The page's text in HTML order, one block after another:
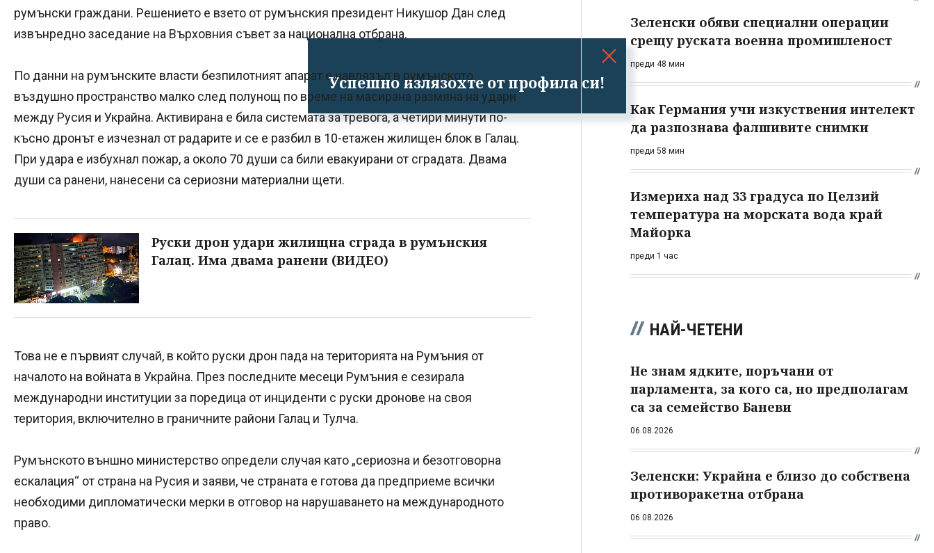
Успешно излязохте от профила си!
румънски граждани. Решението е взето от румънския президент Никушор Дан след
извънредно заседание на Върховния съвет за национална отбрана.
По данни на румънските власти безпилотният апарат е навлязъл в румънското
въздушно пространство малко след полунощ по време на масирана размяна на удари
между Русия и Украйна. Активирана е била системата за тревога, а четири минути по-
късно дронът е изчезнал от радарите и се е разбил в 10-етажен жилищен блок в Галац.
При удара е избухнал пожар, а около 70 души са били евакуирани от сградата. Двама
души са ранени, нанесени са сериозни материални щети.
Руски дрон удари жилищна сграда в румънския
Галац. Има двама ранени (ВИДЕО)
Това не е първият случай, в който руски дрон пада на територията на Румъния от
началото на войната в Украйна. През последните месеци Румъния е сезирала
международни институции за поредица от инциденти с руски дронове на своя
територия, включително в граничните райони Галац и Тулча.
Румънското външно министерство определи случая като „сериозна и безотговорна
ескалация“ от страна на Русия и заяви, че страната е готова да предприеме всички
необходими дипломатически мерки в отговор на нарушаването на международното
право.
Зеленски обяви специални операции
срещу руската военна промишленост
преди 48 мин
Как Германия учи изкуствения интелект
да разпознава фалшивите снимки
преди 58 мин
Измериха над 33 градуса по Целзий
температура на морската вода край
Майорка
преди 1 час
НАЙ-ЧЕТЕНИ
Не знам ядките, поръчани от
парламента, за кого са, но предполагам
са за семейство Баневи
06.08.2026
Зеленски: Украйна е близо до собствена
противоракетна отбрана
06.08.2026